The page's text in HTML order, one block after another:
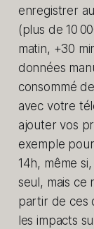
enregistrer
(plus de 10
matin, +30
données
consommé
avec votre
ajouter vos
exemple
14h, même
seul, mais ce
partir de ces
les impacts